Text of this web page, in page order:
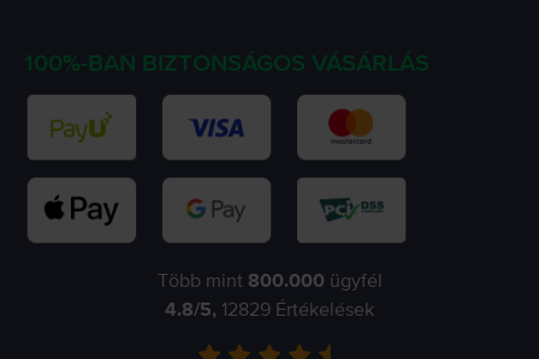
100%-BAN BIZTONSÁGOS VÁSÁRLÁS
Több mint 800.000 ügyfél
4.8/5, 12829 Értékelések